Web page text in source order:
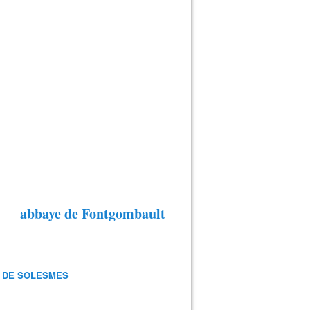
abbaye de Fontgombault
SOLESMES